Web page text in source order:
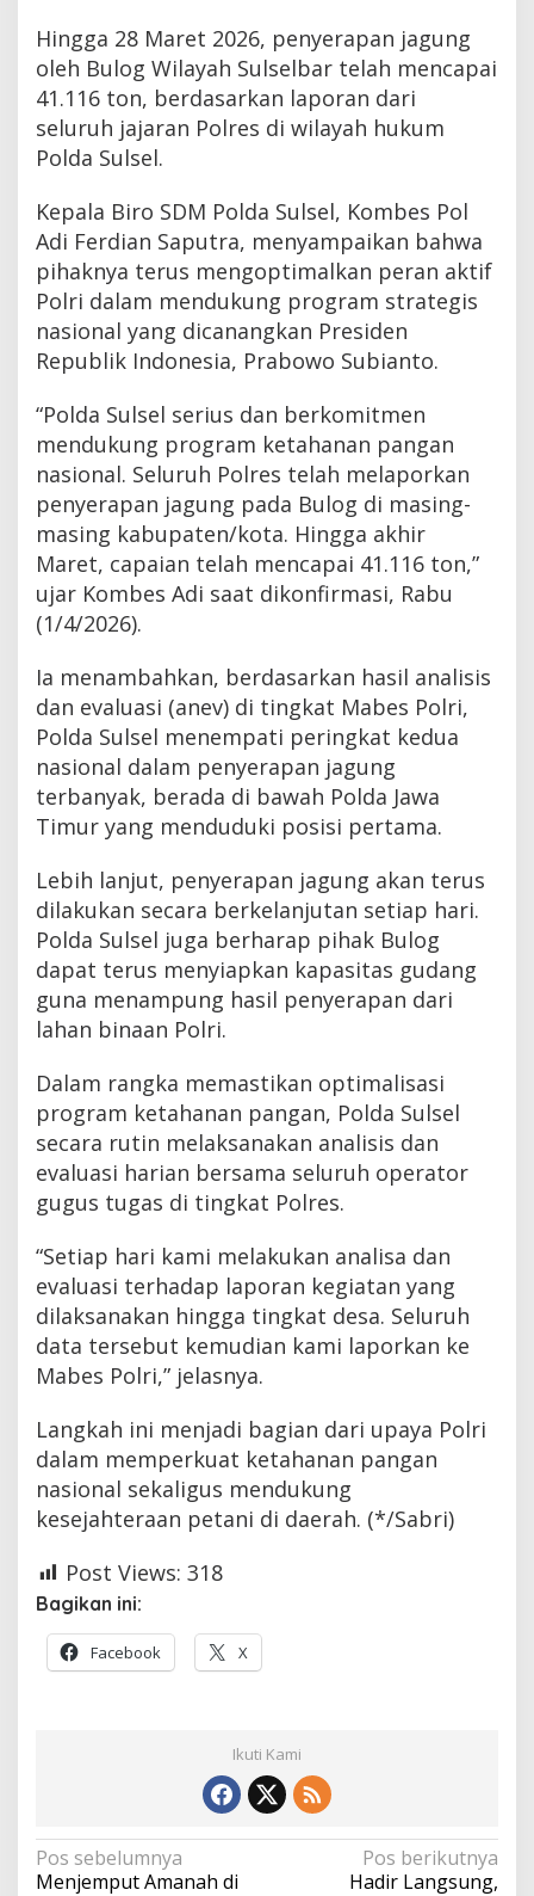
Hingga 28 Maret 2026, penyerapan jagung
oleh Bulog Wilayah Sulselbar telah mencapai
41.116 ton, berdasarkan laporan dari
seluruh jajaran Polres di wilayah hukum
Polda Sulsel.
Kepala Biro SDM Polda Sulsel, Kombes Pol
Adi Ferdian Saputra, menyampaikan bahwa
pihaknya terus mengoptimalkan peran aktif
Polri dalam mendukung program strategis
nasional yang dicanangkan Presiden
Republik Indonesia, Prabowo Subianto.
“Polda Sulsel serius dan berkomitmen
mendukung program ketahanan pangan
nasional. Seluruh Polres telah melaporkan
penyerapan jagung pada Bulog di masing-
masing kabupaten/kota. Hingga akhir
Maret, capaian telah mencapai 41.116 ton,”
ujar Kombes Adi saat dikonfirmasi, Rabu
(1/4/2026).
Ia menambahkan, berdasarkan hasil analisis
dan evaluasi (anev) di tingkat Mabes Polri,
Polda Sulsel menempati peringkat kedua
nasional dalam penyerapan jagung
terbanyak, berada di bawah Polda Jawa
Timur yang menduduki posisi pertama.
Lebih lanjut, penyerapan jagung akan terus
dilakukan secara berkelanjutan setiap hari.
Polda Sulsel juga berharap pihak Bulog
dapat terus menyiapkan kapasitas gudang
guna menampung hasil penyerapan dari
lahan binaan Polri.
Dalam rangka memastikan optimalisasi
program ketahanan pangan, Polda Sulsel
secara rutin melaksanakan analisis dan
evaluasi harian bersama seluruh operator
gugus tugas di tingkat Polres.
“Setiap hari kami melakukan analisa dan
evaluasi terhadap laporan kegiatan yang
dilaksanakan hingga tingkat desa. Seluruh
data tersebut kemudian kami laporkan ke
Mabes Polri,” jelasnya.
Langkah ini menjadi bagian dari upaya Polri
dalam memperkuat ketahanan pangan
nasional sekaligus mendukung
kesejahteraan petani di daerah. (*/Sabri)
Post Views: 318
Bagikan ini:
Facebook X
Ikuti Kami
Navigasi
Pos sebelumnya
Menjemput Amanah di
Pos berikutnya
Hadir Langsung,